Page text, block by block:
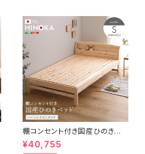
棚コンセント付き国産ひのきベッ
ド ノーマルすのこタイプ【HIN
OKA-ヒノカ-】(シングル)
¥40,755